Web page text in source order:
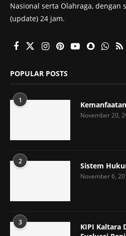
Nasional serta Olahraga, dengan
(update) 24 jam.
POPULAR POSTS
1
November 20,
2 Sistem
November 6,
3
KIPI Kaltara